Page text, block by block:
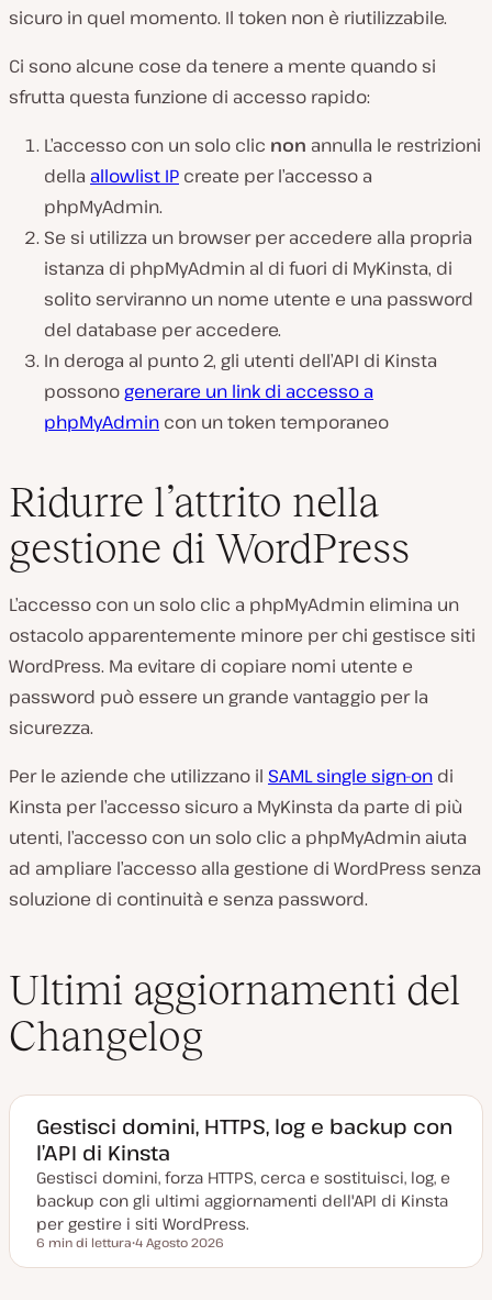
sicuro in quel momento. Il token non è riutilizzabile.
Ci sono alcune cose da tenere a mente quando si
sfrutta questa funzione di accesso rapido:
L’accesso con un solo clic non annulla le restrizioni
della allowlist IP create per l’accesso a
phpMyAdmin.
Se si utilizza un browser per accedere alla propria
istanza di phpMyAdmin al di fuori di MyKinsta, di
solito serviranno un nome utente e una password
del database per accedere.
In deroga al punto 2, gli utenti dell’API di Kinsta
possonogenerare un link di accesso a
phpMyAdmin con un token temporaneo
Ridurre l’attrito nella
gestione di WordPress
L’accesso con un solo clic a phpMyAdmin elimina un
ostacolo apparentemente minore per chi gestisce siti
WordPress. Ma evitare di copiare nomi utente e
password può essere un grande vantaggio per la
sicurezza.
Per le aziende che utilizzano il SAML single sign-on di
Kinsta per l’accesso sicuro a MyKinsta da parte di più
utenti, l’accesso con un solo clic a phpMyAdmin aiuta
ad ampliare l’accesso alla gestione di WordPress senza
soluzione di continuità e senza password.
Ultimi aggiornamenti del
Changelog
Gestisci domini, HTTPS, log e backup con
l’API di Kinsta
Gestisci domini, forza HTTPS, cerca e sostituisci, log, e
backup con gli ultimi aggiornamenti dell'API di Kinsta
per gestire i siti WordPress.
Tempo di lettura
6 min di lettura
a
4 Agosto 2026